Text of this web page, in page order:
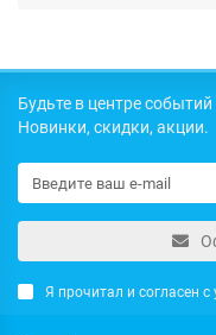
Будьте в центре
Новинки, скидки, акции.
Я прочитал и согласен с